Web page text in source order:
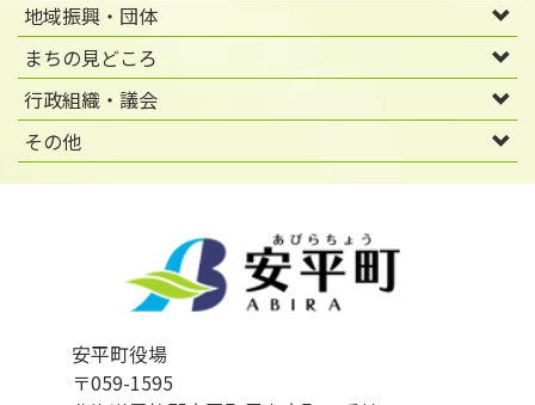
地域振興・団体
まちの見どころ
行政組織・議会
その他
安平町役場
〒059-1595